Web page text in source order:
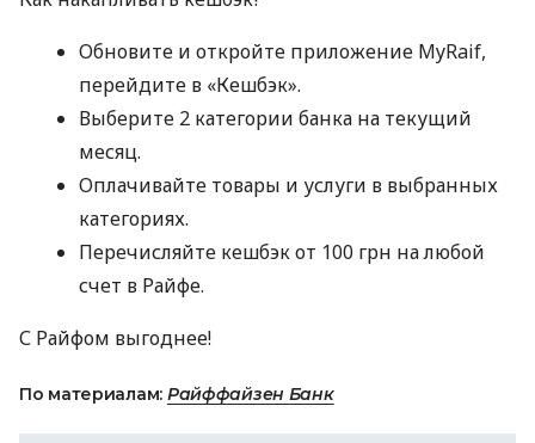
Обновите и откройте приложение MyRaif,
перейдите в «Кешбэк».
Выберите 2 категории банка на текущий
месяц.
Оплачивайте товары и услуги в выбранных
категориях.
Перечисляйте кешбэк от 100 грн на любой
счет в Райфе.
С Райфом выгоднее!
По материалам: Райффайзен Банк